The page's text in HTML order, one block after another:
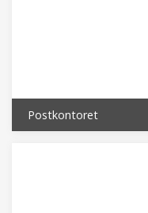
Postkontoret